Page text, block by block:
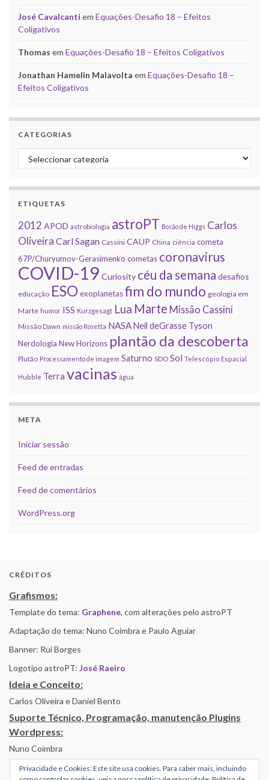
José Cavalcanti em Equações-Desafio 18 – Efeitos
Coligativos
Thomas em Equações-Desafio 18 – Efeitos Coligativos
Jonathan Hamelin Malavolta em Equações-Desafio 18 –
Efeitos Coligativos
CATEGORIAS
Categorias
ETIQUETAS
2012 APOD astrobiologia astroPT Bosão de Higgs Carlos
Oliveira Carl Sagan Cassini CAUP China ciência cometa
67P/Churyumov-Gerasimenko cometas coronavirus
COVID-19 Curiosity céu da semana desafios
educação ESOexoplanetasfim do mundo geologia em
Marte humor ISS Kurzgesagt Lua Marte Missão Cassini
Missão Dawn missão Rosetta NASANeil deGrasse Tyson
Nerdologia New Horizons plantão da descoberta
Plutão Processamento de imagem Saturno SDO Sol Telescópio Espacial
Hubble Terra vacinas água
META
Iniciar sessão
Feed de entradas
Feed de comentários
WordPress.org
CRÉDITOS
Grafismos:
Template do tema: Graphene, com alterações pelo astroPT
Adaptação do tema: Nuno Coimbra e Paulo Aguiar
Banner: Rui Borges
Logotipo astroPT: José Raeiro
Ideia e Conceito:
Carlos Oliveira e Daniel Bento
Suporte Técnico, Programação, manutenção Plugins
Wordpress:
Nuno Coimbra
Privacidade e Cookies: Este site usa cookies. Para saber mais, incluindo